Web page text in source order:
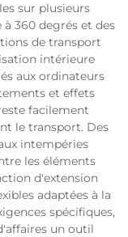
sur plusieurs
360 degrés et des
de transport
intérieure
aux ordinateurs
et effets
facilement
le transport. Des
intempéries
les éléments
d'extension
adaptées à la
spécifiques,
un outil